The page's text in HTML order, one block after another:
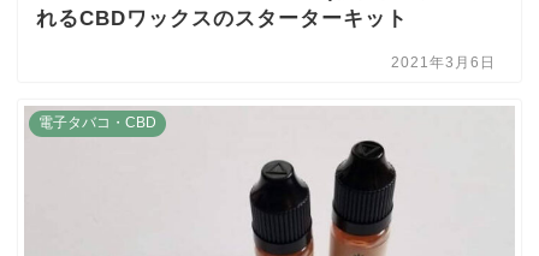
れるCBDワックスのスターターキット
2021年3月6日
電子タバコ・CBD